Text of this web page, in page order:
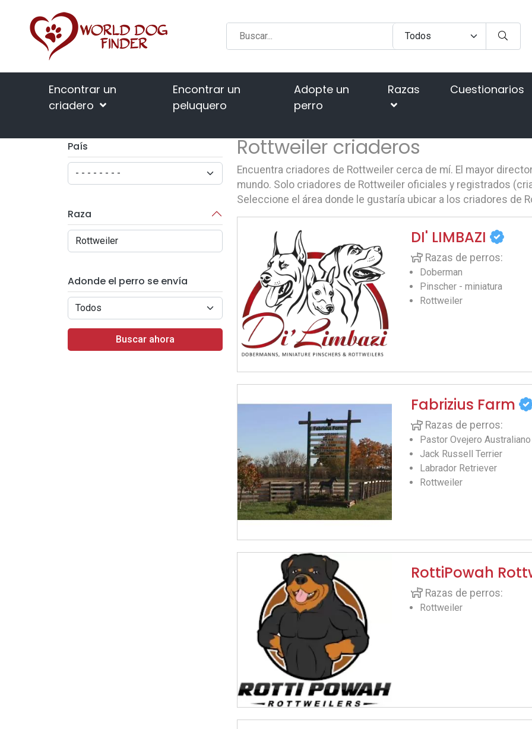
Encontrar un
criadero
Encontrar un
peluquero
Adopte un
perro
Razas Cuestionarios
País
Raza
Adonde el perro se envía
Buscar ahora
Rottweiler criaderos
Encuentra criadores de Rottweiler cerca de mí. El mayor
mundo. Solo criadores de Rottweiler oficiales y registrados
Seleccione el área donde le gustaría ubicar a los criadores de
DI' LIMBAZI
Razas de perros:
Doberman
Pinscher - miniatura
Rottweiler
Fabrizius Farm
Razas de perros:
Pastor Ovejero Australiano
Jack Russell Terrier
Labrador Retriever
Rottweiler
RottiPowah
Razas de perros:
Rottweiler